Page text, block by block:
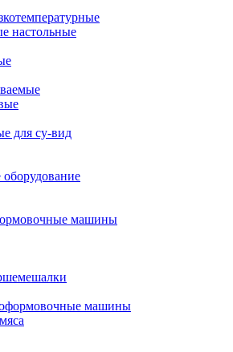
настольные
для су-вид
машины
машины